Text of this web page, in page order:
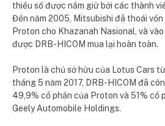
thiểu số được nắm giữ bởi các thành
Đến năm 2005, Mitsubishi đã thoái
Proton cho Khazanah Nasional, và
được DRB-HICOM mua lại hoàn toàn.
Proton là chủ sở hữu của Lotus Cars
tháng 5 năm 2017, DRB-HICOM đã
49,9% cổ phần của Proton và 51% cổ
Geely Automobile Holdings.